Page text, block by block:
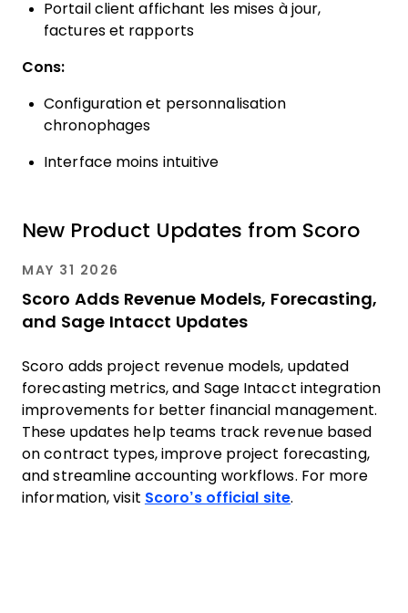
Portail client affichant les mises à jour,
factures et rapports
Cons:
Configuration et personnalisation
chronophages
Interface moins intuitive
New Product Updates from Scoro
MAY 31 2026
Scoro Adds Revenue Models, Forecasting,
and Sage Intacct Updates
Scoro adds project revenue models, updated
forecasting metrics, and Sage Intacct integration
improvements for better financial management.
These updates help teams track revenue based
on contract types, improve project forecasting,
and streamline accounting workflows. For more
information, visit Scoro’s official site.